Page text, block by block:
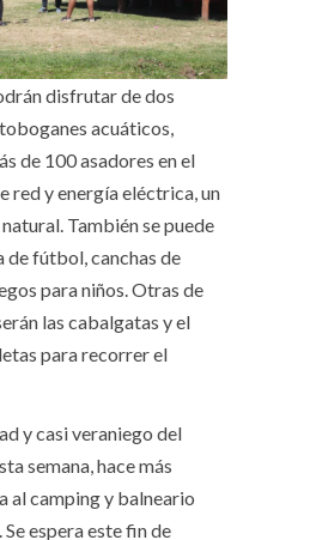
disfrutar de dos
acuáticos,
de 100 asadores en el
red y energía eléctrica, un
También se puede
de fútbol, canchas de
para niños. Otras de
las cabalgatas y el
para recorrer el
y casi veraniego del
semana, hace más
al camping y balneario
espera este fin de